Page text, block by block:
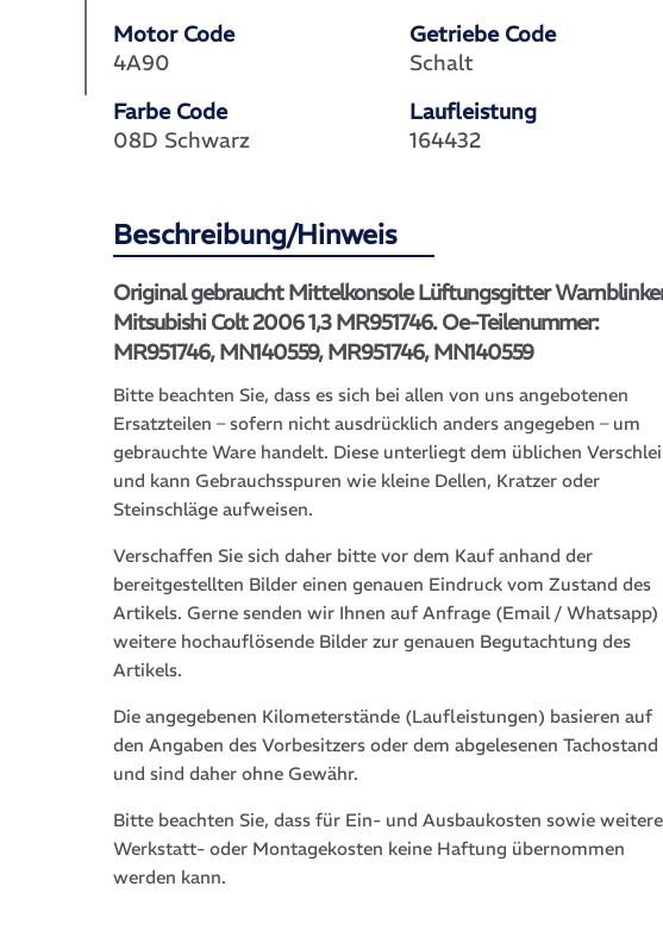
Motor Code
Getriebe Code
4A90
Schalt
Farbe Code
Laufleistung
08D Schwarz
164432
Beschreibung/Hinweis
Original gebraucht Mittelkonsole Lüftungsgitter
Mitsubishi Colt 2006 1,3 MR951746. Oe-Teilenummer:
MR951746, MN140559, MR951746, MN140559
Bitte beachten Sie, dass es sich bei allen von uns angebotenen
Ersatzteilen – sofern nicht ausdrücklich anders angegeben – um
gebrauchte Ware handelt. Diese unterliegt dem üblichen
und kann Gebrauchsspuren wie kleine Dellen, Kratzer oder
Steinschläge aufweisen.
Verschaffen Sie sich daher bitte vor dem Kauf anhand der
bereitgestellten Bilder einen genauen Eindruck vom Zustand des
Artikels. Gerne senden wir Ihnen auf Anfrage (Email / Whatsapp)
weitere hochauflösende Bilder zur genauen Begutachtung des
Artikels.
Die angegebenen Kilometerstände (Laufleistungen) basieren auf
den Angaben des Vorbesitzers oder dem abgelesenen Tachostand
und sind daher ohne Gewähr.
Bitte beachten Sie, dass für Ein- und Ausbaukosten sowie weitere
Werkstatt- oder Montagekosten keine Haftung übernommen
werden kann.